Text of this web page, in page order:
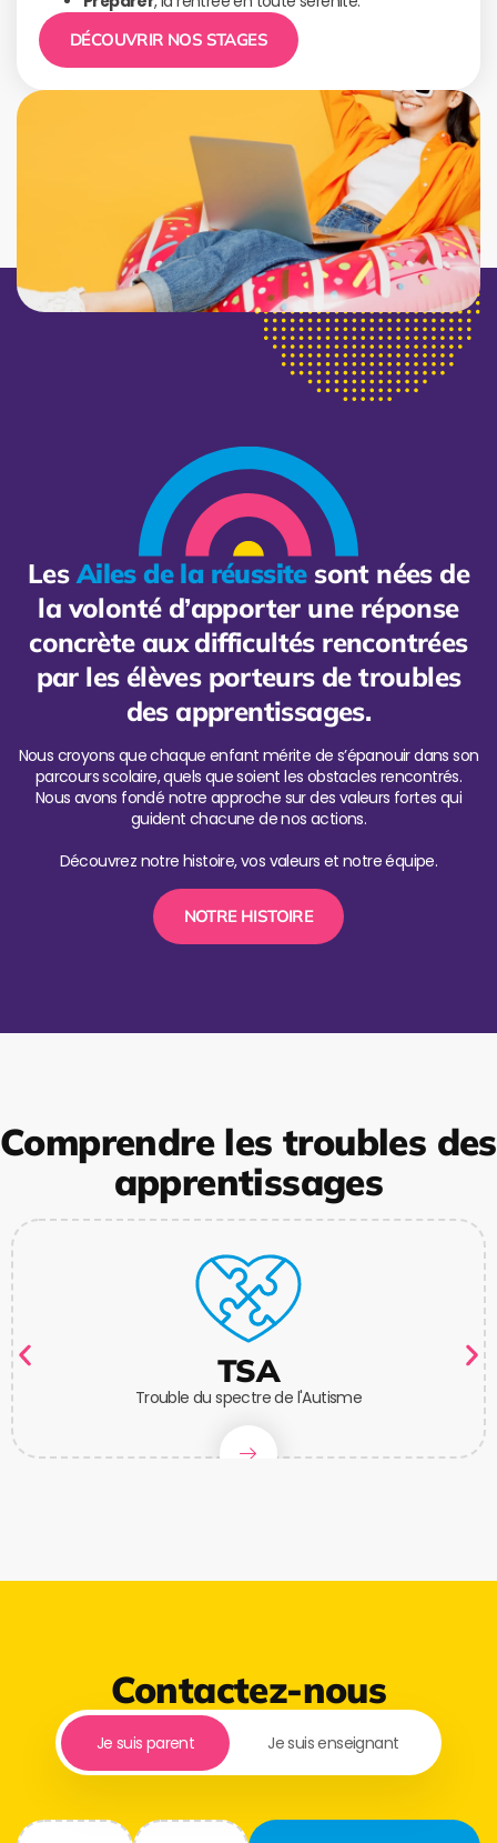
DÉCOUVRIR NOS STAGES
LesAiles de la réussitesont nées de
la volonté d’apporter une réponse
concrète aux difficultés rencontrées
par les élèves porteurs de troubles
des apprentissages.
Nous croyons que chaque enfant mérite de s’épanouir dans son
parcours scolaire, quels que soient les obstacles rencontrés.
Nous avons fondé notre approche sur des valeurs fortes qui
guident chacune de nos actions.
Découvrez notre histoire, vos valeurs et notre équipe.
NOTRE HISTOIRE
Comprendre les troubles des
apprentissages
TSA
Trouble du spectre de l'Autisme
Contactez-nous
Je suis parent Je suis enseignant